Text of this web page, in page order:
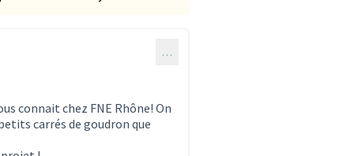
…
connait chez FNE Rhône! On
carrés de goudron que